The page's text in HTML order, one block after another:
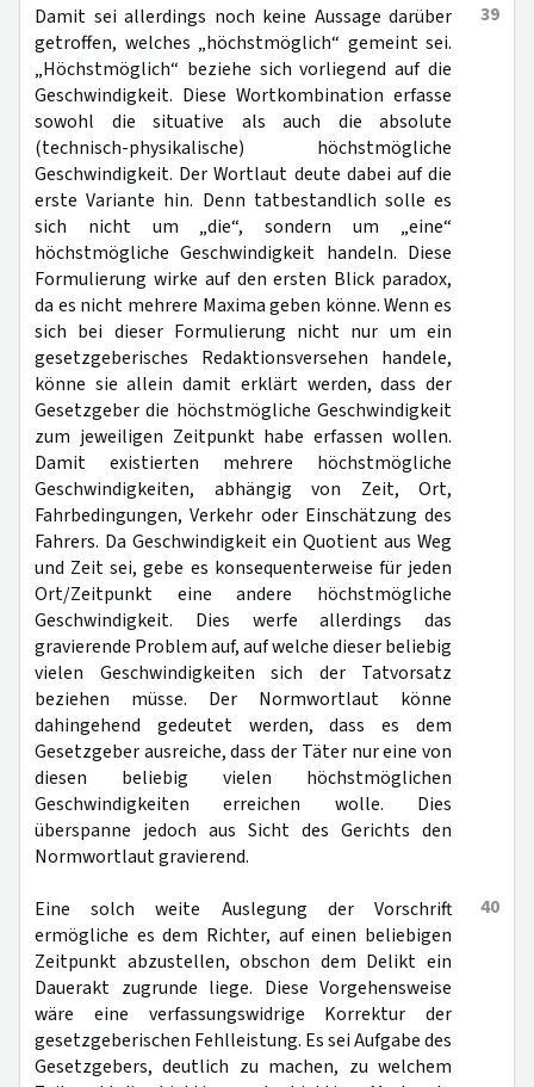
39
Damit sei allerdings noch keine Aussage darüber
getroffen, welches „höchstmöglich“ gemeint sei.
„Höchstmöglich“ beziehe sich vorliegend auf die
Geschwindigkeit. Diese Wortkombination erfasse
sowohl die situative als auch die absolute
(technisch-physikalische) höchstmögliche
Geschwindigkeit. Der Wortlaut deute dabei auf die
erste Variante hin. Denn tatbestandlich solle es
sich nicht um „die“, sondern um „eine“
höchstmögliche Geschwindigkeit handeln. Diese
Formulierung wirke auf den ersten Blick paradox,
da es nicht mehrere Maxima geben könne. Wenn es
sich bei dieser Formulierung nicht nur um ein
gesetzgeberisches Redaktionsversehen handele,
könne sie allein damit erklärt werden, dass der
Gesetzgeber die höchstmögliche Geschwindigkeit
zum jeweiligen Zeitpunkt habe erfassen wollen.
Damit existierten mehrere höchstmögliche
Geschwindigkeiten, abhängig von Zeit, Ort,
Fahrbedingungen, Verkehr oder Einschätzung des
Fahrers. Da Geschwindigkeit ein Quotient aus Weg
und Zeit sei, gebe es konsequenterweise für jeden
Ort/Zeitpunkt eine andere höchstmögliche
Geschwindigkeit. Dies werfe allerdings das
gravierende Problem auf, auf welche dieser beliebig
vielen Geschwindigkeiten sich der Tatvorsatz
beziehen müsse. Der Normwortlaut könne
dahingehend gedeutet werden, dass es dem
Gesetzgeber ausreiche, dass der Täter nur eine von
diesen beliebig vielen höchstmöglichen
Geschwindigkeiten erreichen wolle. Dies
überspanne jedoch aus Sicht des Gerichts den
Normwortlaut gravierend.
40
Eine solch weite Auslegung der Vorschrift
ermögliche es dem Richter, auf einen beliebigen
Zeitpunkt abzustellen, obschon dem Delikt ein
Dauerakt zugrunde liege. Diese Vorgehensweise
wäre eine verfassungswidrige Korrektur der
gesetzgeberischen Fehlleistung. Es sei Aufgabe des
Gesetzgebers, deutlich zu machen, zu welchem